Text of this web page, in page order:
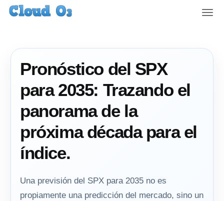
T
Pronóstico del SPX
para 2035: Trazando el
panorama de la
próxima década para el
índice.
Una previsión del SPX para 2035 no es
propiamente una predicción del mercado, sino un